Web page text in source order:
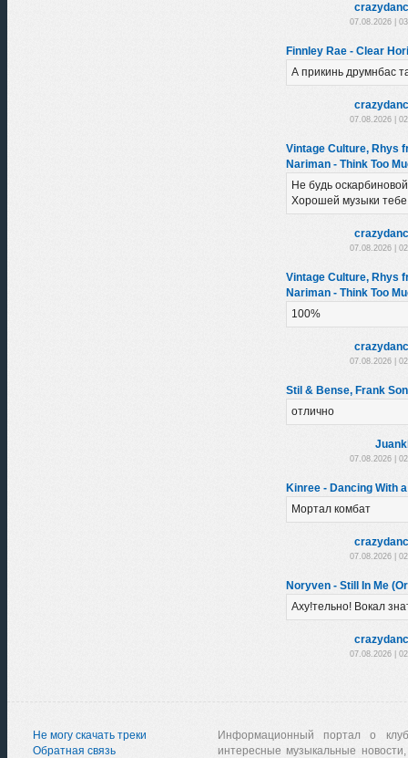
07.08.2026 |
Finnley Rae - Clear
А прикинь друмнбас
07.08.2026 |
Vintage Culture, Rhys
Nariman - Think Too
Не будь
Хорошей музыки
07.08.2026 |
Vintage Culture, Rhys
Nariman - Think Too
100%
07.08.2026 |
Stil & Bense, Frank
отлично
07.08.2026 |
Kinree - Dancing With
Мортал комбат
07.08.2026 |
Noryven - Still In Me
Аху!тельно! Вокал
07.08.2026 |
Не могу скачать треки
Обратная связь
Информационный портал о
интересные музыкальные